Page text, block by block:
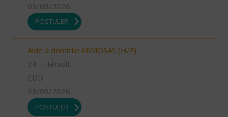
03/08/2026
POSTULER
Aide à domicile MIMOSAS (H/F)
34 - Hérault
CDD
03/08/2026
POSTULER